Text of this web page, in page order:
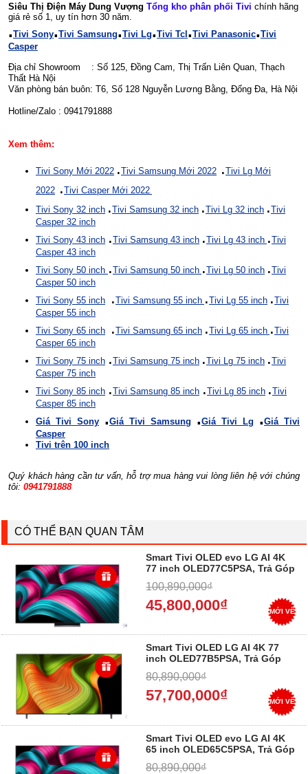
Siêu Thị Điện Máy Dung Vượng Tổng kho phân phối Tivi chính hãng
giá rẻ số 1, uy tín hơn 30 năm.
.Tivi Sony.Tivi Samsung.Tivi Lg.Tivi Tcl.Tivi Panasonic.Tivi
Casper
Địa chỉ Showroom : Số 125, Đồng Cam, Thị Trấn Liên Quan, Thạch
Thất Hà Nội
Văn phòng bán buôn: T6, Số 128 Nguyễn Lương Bằng, Đống Đa, Hà Nội
Hotline/Zalo : 0941791888
Xem thêm:
Tivi Sony Mới 2022 .Tivi Samsung Mới 2022 .Tivi Lg Mới
2022 .Tivi Casper Mới 2022
Tivi Sony 32 inch .Tivi Samsung 32 inch .Tivi Lg 32 inch .Tivi
Casper 32 inch
Tivi Sony 43 inch .Tivi Samsung 43 inch .Tivi Lg 43 inch .Tivi
Casper 43 inch
Tivi Sony 50 inch .Tivi Samsung 50 inch .Tivi Lg 50 inch .Tivi
Casper 50 inch
Tivi Sony 55 inch
.Tivi Samsung 55 inch .Tivi Lg 55 inch .Tivi
Casper 55 inch
Tivi Sony 65 inch
.Tivi Samsung 65 inch .Tivi Lg 65 inch .Tivi
Casper 65 inch
Tivi Sony 75 inch .Tivi Samsung 75 inch .Tivi Lg 75 inch .Tivi
Casper 75 inch
Tivi Sony 85 inch .Tivi Samsung 85 inch .Tivi Lg 85 inch .Tivi
Casper 85 inch
Giá Tivi Sony .Giá Tivi Samsung .Giá Tivi Lg .Giá Tivi
Casper
Tivi trên 100 inch
Quý khách hàng cần tư vấn, hỗ trợ mua hàng vui lòng liên hệ với chúng
tôi: 0941791888
CÓ THỂ BẠN QUAN TÂM
Smart Tivi OLED evo LG AI 4K
77 inch OLED77C5PSA, Trả Góp
100,890,000₫
45,800,000₫ MỚI VỀ
Smart Tivi OLED LG AI 4K 77
inch OLED77B5PSA, Trả Góp
80,890,000₫
57,700,000₫ MỚI VỀ
Smart Tivi OLED evo LG AI 4K
65 inch OLED65C5PSA, Trả Góp
80,890,000₫